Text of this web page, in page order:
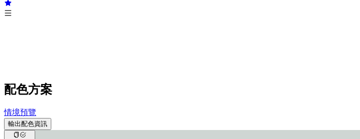
配色方案
情境預覽
輸出配色資訊